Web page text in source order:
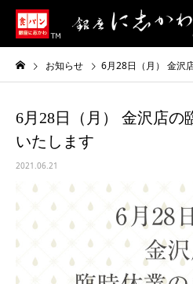
お知らせ 6月28日（月） 金沢店
6月28日（月） 金沢店の
いたします
2021.06.21